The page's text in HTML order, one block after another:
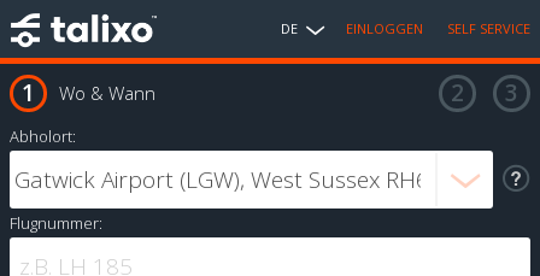
DE EINLOGGEN SELF SERVICE
Wo & Wann
Abholort:
Flugnummer: